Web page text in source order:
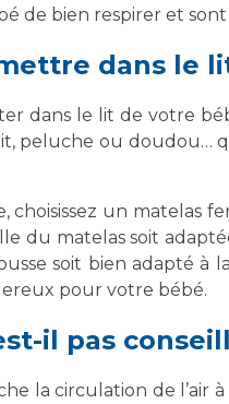
de bien respirer et
dans le
dans le lit de votre
peluche ou doudou…
choisissez un matelas
du matelas soit
soit bien adapté à
pour votre bébé.
il pas
la circulation de l’air